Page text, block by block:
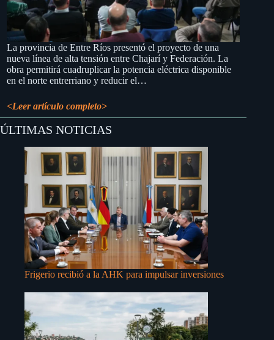
La provincia de Entre Ríos presentó el proyecto de una
nueva línea de alta tensión entre Chajarí y Federación. La
obra permitirá cuadruplicar la potencia eléctrica disponible
en el norte entrerriano y reducir el…
<Leer artículo completo>
ÚLTIMAS NOTICIAS
Frigerio recibió a la AHK para impulsar inversiones